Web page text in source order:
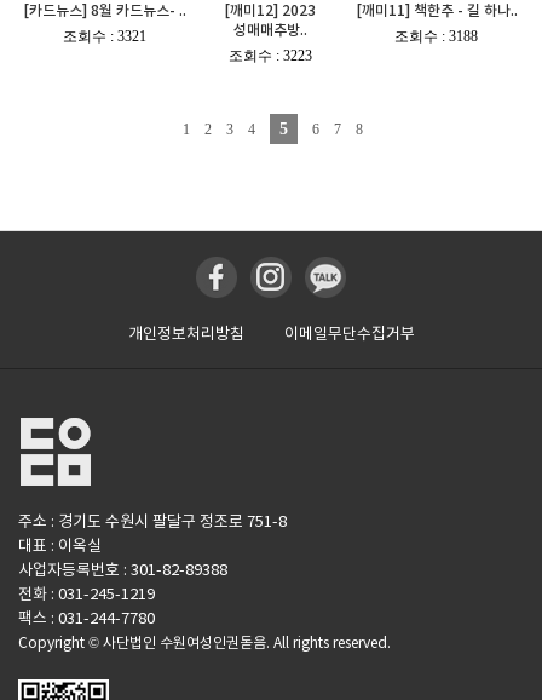
[카드뉴스] 8월 카드뉴스- ..
조회수 : 3321]
[깨미12] 2023
성매매추방..
조회수 : 3223]
[깨미11] 책한추 - 길 하나..
조회수 : 3188
1 2 3 4 5 6 7 8
개인정보처리방침 이메일무단수집거부
주소 : 경기도 수원시 팔달구 정조로 751-8
대표 : 이옥실
사업자등록번호 : 301-82-89388
전화 : 031-245-1219
팩스 : 031-244-7780
Copyright © 사단법인 수원여성인권돋음. All rights reserved.